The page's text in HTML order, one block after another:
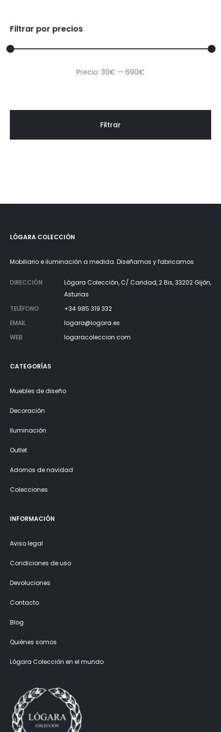
Filtrar por precios
Precio
Precio
Filtrar
Precio: 30€ — 690€
LÓGARA COLECCIÓN
Mobiliario e iluminación a medida. Diseñamos y fabricamos
DIRECCIÓN
Lógara Colección, C/ Caridad, 2 Bis, 33202 Gijón,
Asturias
TELÉFONO
+34 985 319 332
EMAIL
logara@logara.es
WEB
logaracoleccion.com
CATEGORÍAS
Muebles de diseño
Decoración
Iluminación
Outlet
Adornos de navidad
Colecciones
INFORMACIÓN
Aviso legal
Condiciones de uso
Devoluciones
Contacto
Blog
Quiénes somos
Lógara Colección en el mundo